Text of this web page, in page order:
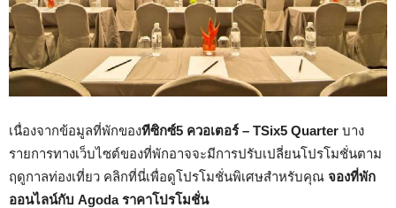
เนื่องจากข้อมูลที่พักของทีซิกซ์5 ควอเตอร์ – TSix5 Quarter บาง
รายการทางเว็บไซต์ของที่พักอาจจะมีการปรับเปลี่ยนโปรโมชั่นตาม
ฤดูกาลท่องเที่ยว คลิกที่นี่เพื่อดูโปรโมชั่นพิเศษสำหรับคุณ จองที่พัก
ออนไลน์กับ Agoda ราคาโปรโมชั่น